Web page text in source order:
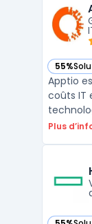
les
55%
— voir
Apptio
coûts IT
Apptio
Plus